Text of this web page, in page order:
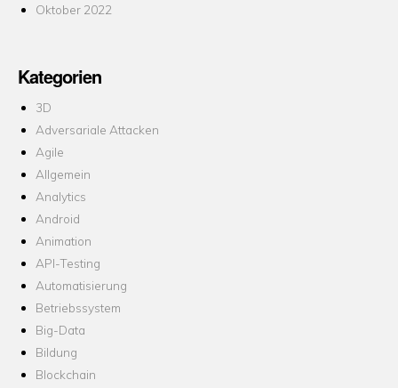
Oktober 2022
Kategorien
3D
Adversariale Attacken
Agile
Allgemein
Analytics
Android
Animation
API-Testing
Automatisierung
Betriebssystem
Big-Data
Bildung
Blockchain